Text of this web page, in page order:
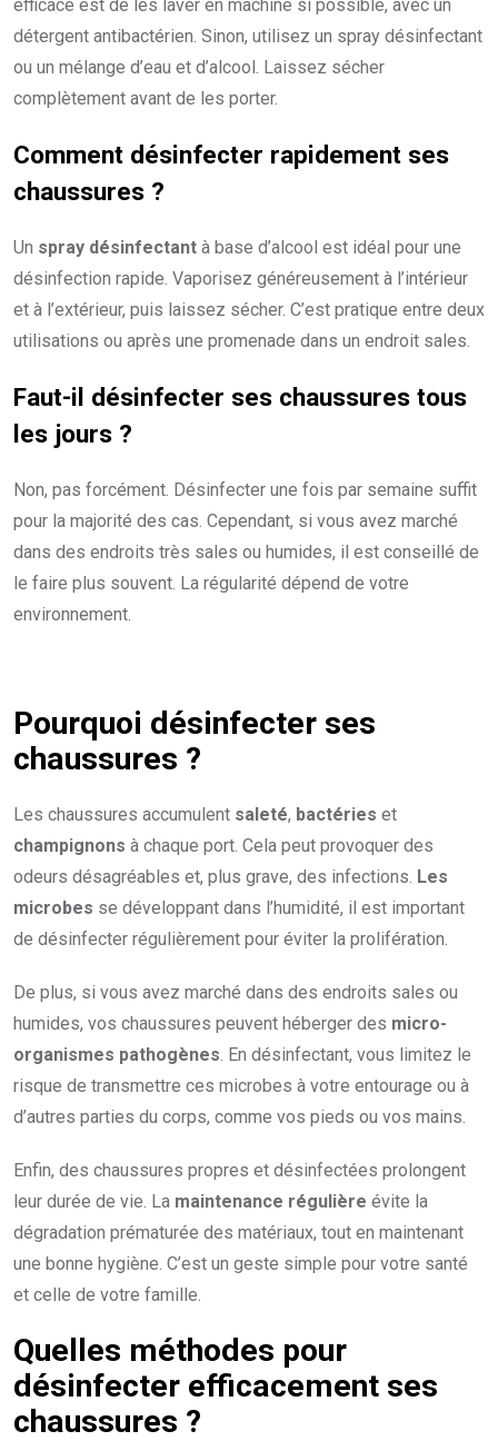
efficace est de les laver en machine si possible, avec un
détergent antibactérien. Sinon, utilisez un spray désinfectant
ou un mélange d’eau et d’alcool. Laissez sécher
complètement avant de les porter.
Comment désinfecter rapidement ses
chaussures ?
Un spray désinfectant à base d’alcool est idéal pour une
désinfection rapide. Vaporisez généreusement à l’intérieur
et à l’extérieur, puis laissez sécher. C’est pratique entre deux
utilisations ou après une promenade dans un endroit sales.
Faut-il désinfecter ses chaussures tous
les jours ?
Non, pas forcément. Désinfecter une fois par semaine suffit
pour la majorité des cas. Cependant, si vous avez marché
dans des endroits très sales ou humides, il est conseillé de
le faire plus souvent. La régularité dépend de votre
environnement.
Pourquoi désinfecter ses
chaussures ?
Les chaussures accumulent saleté, bactéries et
champignons à chaque port. Cela peut provoquer des
odeurs désagréables et, plus grave, des infections. Les
microbes se développant dans l’humidité, il est important
de désinfecter régulièrement pour éviter la prolifération.
De plus, si vous avez marché dans des endroits sales ou
humides, vos chaussures peuvent héberger des micro-
organismes pathogènes. En désinfectant, vous limitez le
risque de transmettre ces microbes à votre entourage ou à
d’autres parties du corps, comme vos pieds ou vos mains.
Enfin, des chaussures propres et désinfectées prolongent
leur durée de vie. La maintenance régulière évite la
dégradation prématurée des matériaux, tout en maintenant
une bonne hygiène. C’est un geste simple pour votre santé
et celle de votre famille.
Quelles méthodes pour
désinfecter efficacement ses
chaussures ?